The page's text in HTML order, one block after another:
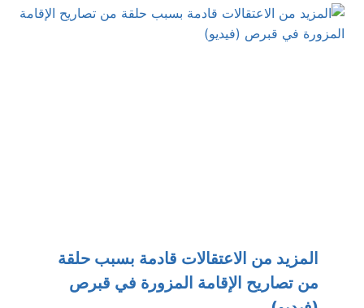
المزيد من الاعتقالات قادمة بسبب حلقة
من تصاريح الإقامة المزورة في قبرص